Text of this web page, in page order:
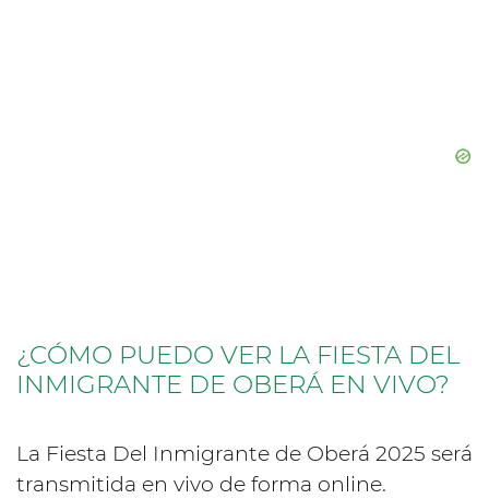
¿CÓMO PUEDO VER LA FIESTA DEL
INMIGRANTE DE OBERÁ EN VIVO?
La Fiesta Del Inmigrante de Oberá 2025 será
transmitida en vivo de forma online.